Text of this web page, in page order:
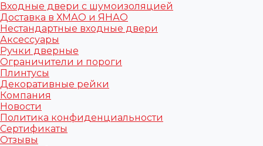
Входные двери с шумоизоляцией
Доставка в ХМАО и ЯНАО
Нестандартные входные двери
Аксессуары
Ручки дверные
Ограничители и пороги
Плинтусы
Декоративные рейки
Компания
Новости
Политика конфиденциальности
Сертификаты
Отзывы